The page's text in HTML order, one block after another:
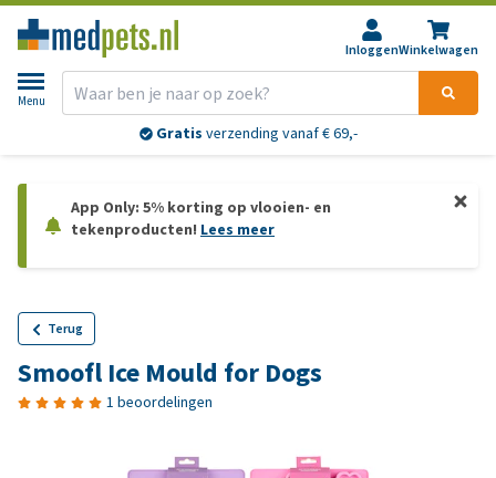
InloggenWinkelwagen
Menu
Gratis verzending vanaf € 69,-
App Only: 5% korting op vlooien- en
tekenproducten! Lees meer
Terug
Smoofl Ice Mould for Dogs
1 beoordelingen